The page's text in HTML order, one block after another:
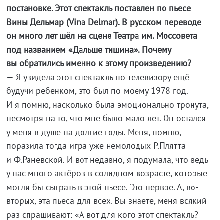
постановке. Этот спектакль поставлен по пьесе
Вины Дельмар (Vina Delmar). В русском переводе
он много лет шёл на сцене Театра им. Моссовета
под названием «Дальше тишина». Почему
вы обратились именно к этому произведению?
— Я увидела этот спектакль по телевизору ещё
будучи ребёнком, это был по-моему 1978 год.
И я помню, насколько была эмоционально тронута,
несмотря на то, что мне было мало лет. Он остался
у меня в душе на долгие годы. Меня, помню,
поразила тогда игра уже немолодых Р.Плятта
и Ф.Раневской. И вот недавно, я подумала, что ведь
у нас много актёров в солидном возрасте, которые
могли бы сыграть в этой пьесе. Это первое. А, во-
вторых, эта пьеса для всех. Вы знаете, меня всякий
раз спрашивают: «А вот для кого этот спектакль?